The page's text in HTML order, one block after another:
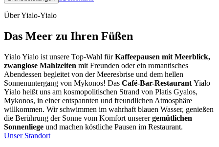
Über Yialo-Yialo
Das Meer zu Ihren Füßen
Yialo Yialo ist unsere Top-Wahl fürKaffeepausen mit Meerblick,
zwanglose Mahlzeiten mit Freunden oder ein romantisches
Abendessen begleitet von der Meeresbrise und dem hellen
Sonnenuntergang von Mykonos! Das Café-Bar-Restaurant Yialo
Yialo heißt uns am kosmopolitischen Strand von Platis Gyalos,
Mykonos, in einer entspannten und freundlichen Atmosphäre
willkommen. Wir schwimmen im wahrhaft blauen Wasser, genießen
die Berührung der Sonne vom Komfort unserergemütlichen
Sonnenliege und machen köstliche Pausen im Restaurant.
Unser Standort